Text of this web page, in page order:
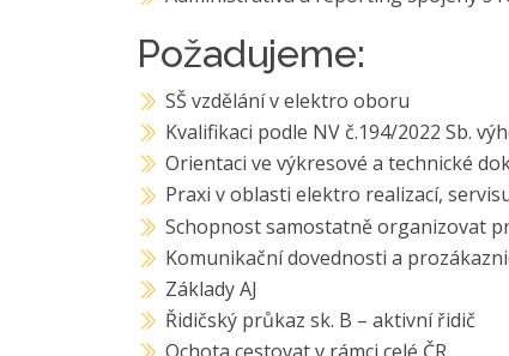
Požadujeme:
SŠ vzdělání v elektro oboru
Kvalifikaci podle NV č.194/2022 Sb.
Orientaci ve výkresové a technické
Praxi v oblasti elektro realizací,
Schopnost samostatně organizovat
Komunikační dovednosti a
Základy AJ
Řidičský průkaz sk. B – aktivní řidič